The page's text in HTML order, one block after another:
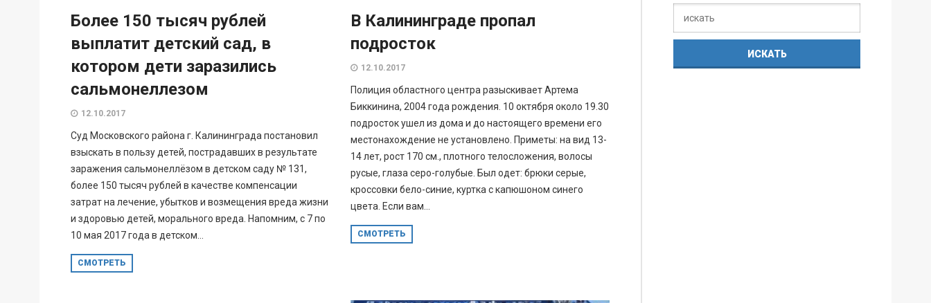
Более 150 тысяч рублей
выплатит детский сад, в
котором дети заразились
сальмонеллезом
12.10.2017
Суд Московского района г. Калининграда постановил
взыскать в пользу детей, пострадавших в результате
заражения сальмонеллёзом в детском саду № 131,
более 150 тысяч рублей в качестве компенсации
затрат на лечение, убытков и возмещения вреда жизни
и здоровью детей, морального вреда. Напомним, с 7 по
10 мая 2017 года в детском...
СМОТРЕТЬ
В Калининграде пропал
подросток
12.10.2017
Полиция областного центра разыскивает Артема
Биккинина, 2004 года рождения. 10 октября около 19.30
подросток ушел из дома и до настоящего времени его
местонахождение не установлено. Приметы: на вид 13-
14 лет, рост 170 см., плотного телосложения, волосы
русые, глаза серо-голубые. Был одет: брюки серые,
кроссовки бело-синие, куртка с капюшоном синего
цвета. Если вам...
СМОТРЕТЬ